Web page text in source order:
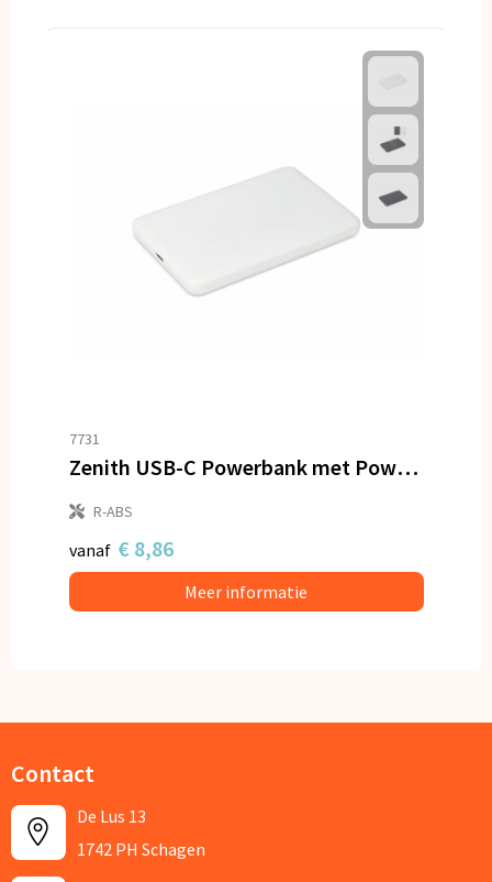
7731
Zenith USB-C Powerbank met Power Delivery R-ABS 5000 mAh
R-ABS
vanaf € 8,86
Meer informatie
Contact
De Lus 13
1742 PH Schagen